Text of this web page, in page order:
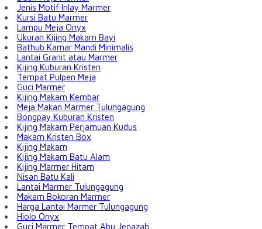
Jenis Motif Inlay Marmer
Kursi Batu Marmer
Lampu Meja Onyx
Ukuran Kijing Makam Bayi
Bathub Kamar Mandi Minimalis
Lantai Granit atau Marmer
Kijing Kuburan Kristen
Tempat Pulpen Meja
Guci Marmer
Kijing Makam Kembar
Meja Makan Marmer Tulungagung
Bongpay Kuburan Kristen
Kijing Makam Perjamuan Kudus
Makam Kristen Box
Kijing Makam
Kijing Makam Batu Alam
Kijing Marmer Hitam
Nisan Batu Kali
Lantai Marmer Tulungagung
Makam Bokoran Marmer
Harga Lantai Marmer Tulungagung
Hiolo Onyx
Guci Marmer Tempat Abu Jenazah